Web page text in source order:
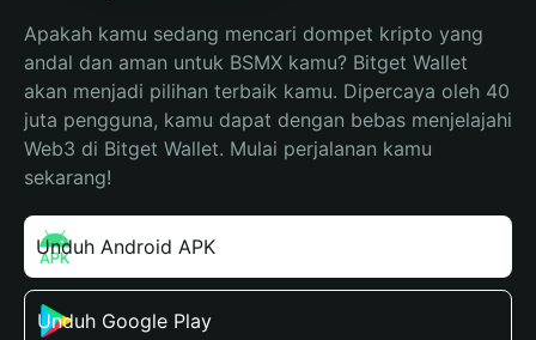
Apakah kamu sedang mencari dompet kripto yang
andal dan aman untuk BSMX kamu? Bitget Wallet
akan menjadi pilihan terbaik kamu. Dipercaya oleh 40
juta pengguna, kamu dapat dengan bebas menjelajahi
Web3 di Bitget Wallet. Mulai perjalanan kamu
sekarang!
Unduh Android APK
Unduh Google Play